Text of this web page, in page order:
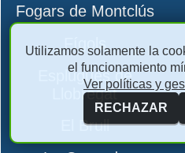
Fogars de Montclús
Fígols
Esplugues de
Llobregat
El Brull
Utilizamos solamente la
el funcionamiento
Ver políticas y
RECHAZAR